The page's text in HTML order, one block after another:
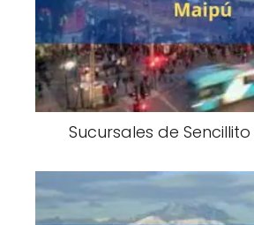
Sucursales de